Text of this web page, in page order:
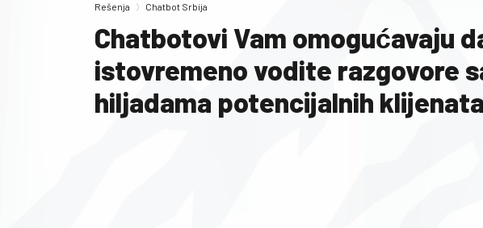
Rešenja Chatbot Srbija
Chatbotovi Vam omogućavaju
istovremeno vodite razgovore
hiljadama potencijalnih